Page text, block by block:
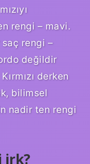
rengi – mavi.
saç rengi –
değildir
derken
bilimsel
nadir ten rengi
irk?